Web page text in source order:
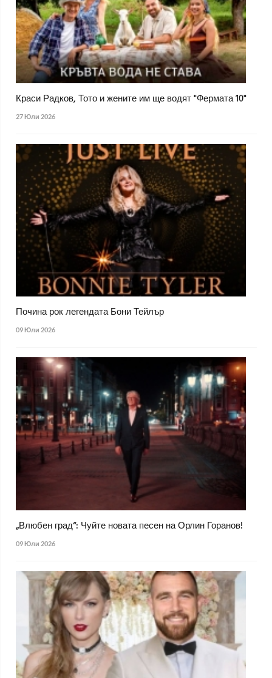
Краси Радков, Тото и жените им ще водят "Фермата 10"
27 Юли 2026
Почина рок легендата Бони Тейлър
09 Юли 2026
„Влюбен град“: Чуйте новата песен на Орлин Горанов!
09 Юли 2026